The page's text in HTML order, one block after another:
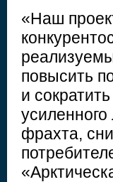
«Наш
повысить
и
фрахта,